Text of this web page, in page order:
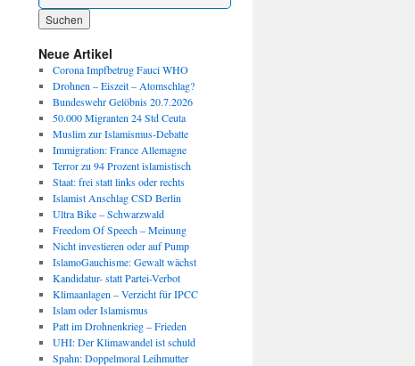
Neue Artikel
Corona Impfbetrug Fauci WHO
Drohnen – Eiszeit – Atomschlag?
Bundeswehr Gelöbnis 20.7.2026
50.000 Migranten 24 Std Ceuta
Muslim zur Islamismus-Debatte
Immigration: France Allemagne
Terror zu 94 Prozent islamistisch
Staat: frei statt links oder rechts
Islamist Anschlag CSD Berlin
Ultra Bike – Schwarzwald
Freedom Of Speech – Meinung
Nicht investieren oder auf Pump
IslamoGauchisme: Gewalt wächst
Kandidatur- statt Partei-Verbot
Klimaanlagen – Verzicht für IPCC
Islam oder Islamismus
Patt im Drohnenkrieg – Frieden
UHI: Der Klimawandel ist schuld
Spahn: Doppelmoral Leihmutter